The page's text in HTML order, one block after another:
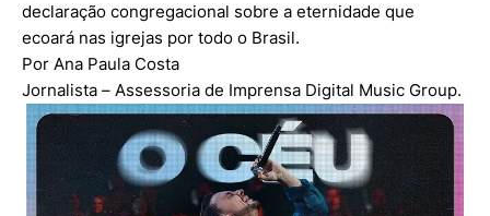
declaração congregacional sobre a eternidade que
ecoará nas igrejas por todo o Brasil.
Por Ana Paula Costa
Jornalista – Assessoria de Imprensa Digital Music Group.